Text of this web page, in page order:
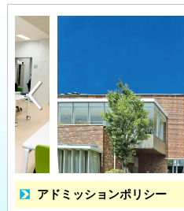
アドミッションポリシー